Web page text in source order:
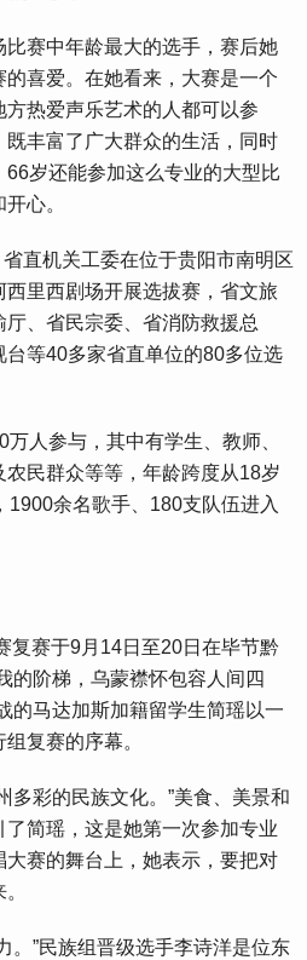
赛中年龄最大的选手，赛后她
喜爱。在她看来，大赛是一个
热爱声乐艺术的人都可以参
丰富了广大群众的生活，同时
岁还能参加这么专业的大型比
心。
机关工委在位于贵阳市南明区
里西剧场开展选拔赛，省文旅
、省民宗委、省消防救援总
台等40多家省直单位的80多位选
人参与，其中有学生、教师、
民群众等等，年龄跨度从18岁
余名歌手、180支队伍进入
赛于9月14日至20日在毕节黔
的阶梯，乌蒙襟怀包容人间四
马达加斯加籍留学生简瑶以一
复赛的序幕。
彩的民族文化。”美食、美景和
简瑶，这是她第一次参加专业
赛的舞台上，她表示，要把对
”民族组晋级选手李诗洋是位东